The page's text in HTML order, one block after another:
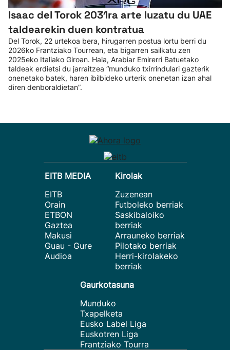
Isaac del Torok 2031ra arte luzatu du UAE
taldearekin duen kontratua
Del Torok, 22 urtekoa bera, hirugarren postua lortu berri du
2026ko Frantziako Tourrean, eta bigarren sailkatu zen
2025eko Italiako Giroan. Hala, Arabiar Emirerri Batuetako
taldeak erdietsi du jarraitzea “munduko txirrindulari gazterik
onenetako batek, haren ibilbideko urterik onenetan izan ahal
diren denboraldietan”.
EITB MEDIA
EITB
Orain
ETBON
Gaztea
Makusi
Guau - Gure
Audioa
Kirolak
Zuzenean
Futboleko berriak
Saskibaloiko
berriak
Arrauneko berriak
Pilotako berriak
Herri-kirolakeko
berriak
Gaurkotasuna
Munduko
Txapelketa
Eusko Label Liga
Euskotren Liga
Frantziako Tourra